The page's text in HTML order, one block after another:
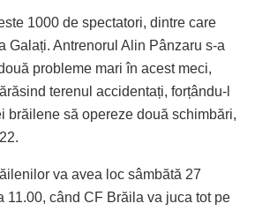
1000 de spectatori, dintre care
Galați. Antrenorul Alin Pânzaru s-a
probleme mari în acest meci,
terenul accidentați, forțându-l
brăilene să opereze două schimbări,
va avea loc sâmbătă 27
11.00, când CF Brăila va juca tot pe